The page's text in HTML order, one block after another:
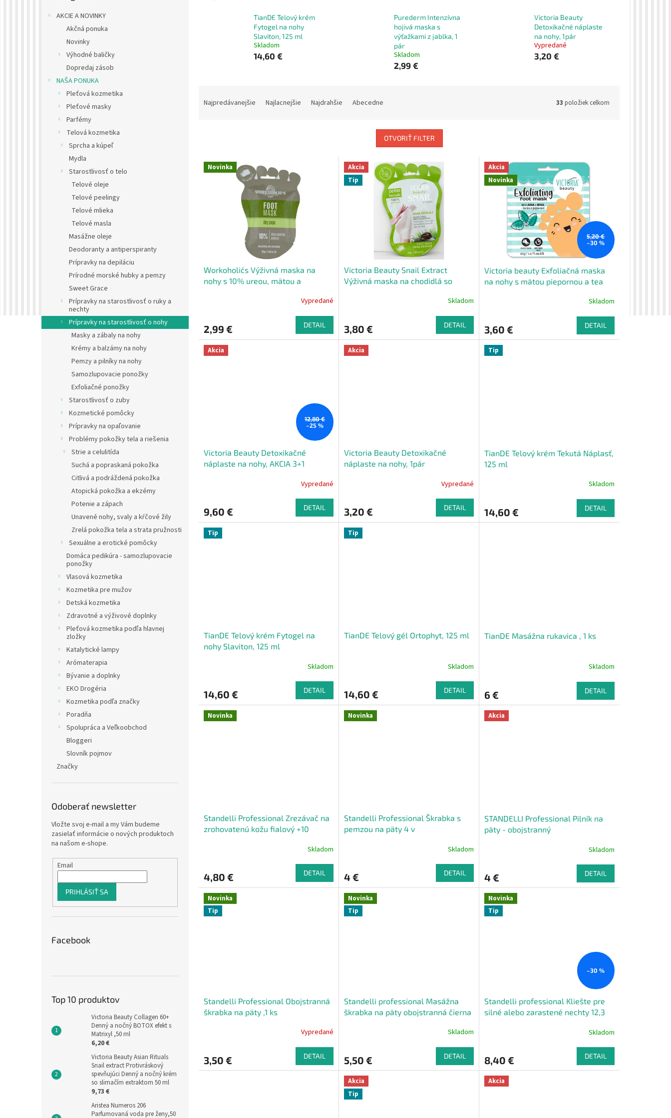
AKCIE A NOVINKY
Akčná ponuka
Novinky
Výhodné baličky
Dopredaj zásob
NAŠA PONUKA
Pleťová kozmetika
Pleťové masky
Parfémy
Telová kozmetika
Sprcha a kúpeľ
Mydla
Starostlivosť o telo
Telové oleje
Telové peelingy
Telové mlieka
Telové masla
Masážne oleje
Deodoranty a antiperspiranty
Prípravky na depiláciu
Prírodné morské hubky a pemzy
Sweet Grace
Prípravky na starostlivosť o ruky a
nechty
Prípravky na starostlivosť o nohy
Masky a zábaly na nohy
Krémy a balzámy na nohy
Pemzy a pilníky na nohy
Samozlupovacie ponožky
Exfoliačné ponožky
Starostlivosť o zuby
Kozmetické pomôcky
Prípravky na opaľovanie
Problémy pokožky tela a riešenia
Strie a celulitída
Suchá a popraskaná pokožka
Citlivá a podráždená pokožka
Atopická pokožka a ekzémy
Potenie a zápach
Unavené nohy, svaly a kŕčové žily
Zrelá pokožka tela a strata pružnosti
Sexuálne a erotické pomôcky
Domáca pedikúra - samozlupovacie
ponožky
Vlasová kozmetika
Kozmetika pre mužov
Detská kozmetika
Zdravotné a výživové doplnky
Pleťová kozmetika podľa hlavnej
zložky
Katalytické lampy
Arómaterapia
Bývanie a doplnky
EKO Drogéria
Kozmetika podľa značky
Poradňa
Spolupráca a Veľkoobchod
Bloggeri
Slovník pojmov
Značky
Odoberať newsletter
Vložte svoj e-mail a my Vám budeme
zasielať informácie o nových produktoch
na našom e-shope.
Email
PRIHLÁSIŤ SA
Facebook
Top 10 produktov
Victoria Beauty Collagen 60+
Denný a nočný BOTOX efekt s
Matrixyl ,50 ml
6,20 €
Victoria Beauty Asian Rituals
Snail extract Protivráskový
spevňujúci Denný a nočný krém
so slimačím extraktom 50 ml
9,73 €
Aristea Numeros 206
Parfumovaná voda pre ženy,50
TianDE Telový krém
Fytogel na nohy
Slaviton, 125 ml
Skladom
14,60 €
Purederm Intenzívna
hojivá maska s
výťažkami z jablka, 1
pár
Skladom
2,99 €
Victoria Beauty
Detoxikačné náplaste
na nohy, 1pár
Vypredané
3,20 €
Najpredávanejšie Najlacnejšie Najdrahšie Abecedne 33 položiek celkom
OTVORIŤ FILTER
V Novinka
Workoholic´s Výživná maska ​​na
nohy s 10% ureou, mätou a
Vypredané
2,99 € DETAIL
Akcia
Tip
Victoria Beauty Snail Extract
Výživná maska na chodidlá so
Skladom
3,80 € DETAIL
Akcia
Novinka
5,20 €
–30 %
Victoria beauty Exfoliačná maska ​​
na nohy s mätou piepornou a tea
Skladom
3,60 € DETAIL
Akcia
12,80 €
–25 %
Victoria Beauty Detoxikačné
náplaste na nohy, AKCIA 3+1
Vypredané
9,60 € DETAIL
Akcia
Victoria Beauty Detoxikačné
náplaste na nohy, 1pár
Vypredané
3,20 € DETAIL
Tip
TianDE Telový krém Tekutá Náplasť,
125 ml
Skladom
14,60 € DETAIL
Tip
TianDE Telový krém Fytogel na
nohy Slaviton, 125 ml
Skladom
14,60 € DETAIL
Tip
TianDE Telový gél Ortophyt, 125 ml
Skladom
14,60 € DETAIL
TianDE Masážna rukavica , 1 ks
Skladom
6 € DETAIL
Novinka
Standelli Professional Zrezávač na
zrohovatenú kožu fialový +10
Skladom
4,80 € DETAIL
Novinka
Standelli Professional Škrabka s
pemzou na päty 4 v
Skladom
4 € DETAIL
Akcia
STANDELLI Professional Pilník na
päty - obojstranný
Skladom
4 € DETAIL
Novinka
Tip
Standelli Professional Obojstranná
škrabka na päty ,1 ks
Vypredané
3,50 € DETAIL
Novinka
Tip
Standelli professional Masážna
škrabka na päty obojstranná čierna
Skladom
5,50 € DETAIL
Novinka
Tip
–30 %
Standelli professional Kliešte pre
silné alebo zarastené nechty 12,3
Skladom
8,40 € DETAIL
Akcia
Tip
Akcia